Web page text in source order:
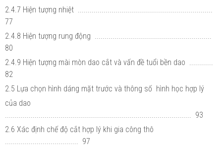
2.4.7 Hiện tượng nhiệt ....................................................................
77
2.4.8 Hiện tượng rung động ...........................................................
80
2.4.9 Hiện tượng mài mòn dao cắt và vấn đề tuổi bền dao ............
82
2.5 Lựa chọn hình dáng mặt trước và thông số hình học hợp lý
của dao
.............................................................................................. 93
2.6 Xác định chế độ cắt hợp lý khi gia công thô
..................................... 97